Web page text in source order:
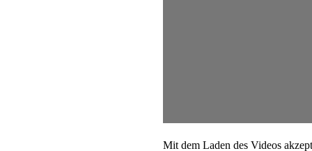
Mit dem Laden des Videos